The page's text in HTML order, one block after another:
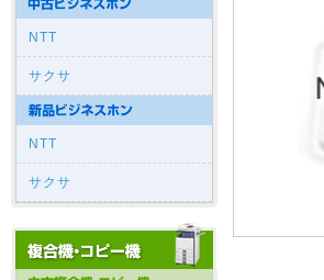
NTT
サクサ
NTT
サクサ